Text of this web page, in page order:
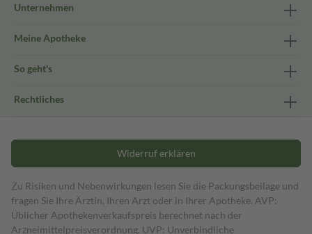
Unternehmen
Meine Apotheke
So geht's
Rechtliches
Widerruf erklären
Zu Risiken und Nebenwirkungen lesen Sie die Packungsbeilage und
fragen Sie Ihre Ärztin, Ihren Arzt oder in Ihrer Apotheke. AVP:
Üblicher Apothekenverkaufspreis berechnet nach der
Arzneimittelpreisverordnung. UVP: Unverbindliche